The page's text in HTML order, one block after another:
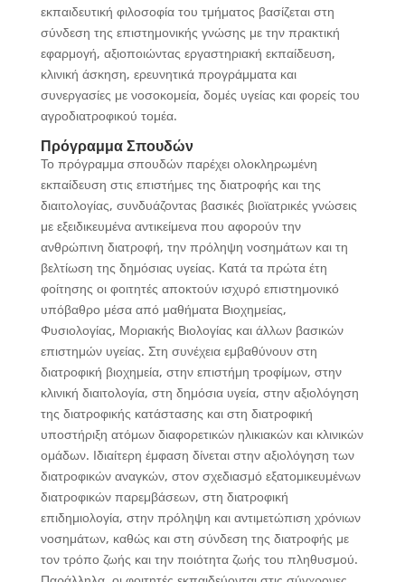
εκπαιδευτική φιλοσοφία του τμήματος βασίζεται στη
σύνδεση της επιστημονικής γνώσης με την πρακτική
εφαρμογή, αξιοποιώντας εργαστηριακή εκπαίδευση,
κλινική άσκηση, ερευνητικά προγράμματα και
συνεργασίες με νοσοκομεία, δομές υγείας και φορείς του
αγροδιατροφικού τομέα.
Πρόγραμμα Σπουδών
Το πρόγραμμα σπουδών παρέχει ολοκληρωμένη
εκπαίδευση στις επιστήμες της διατροφής και της
διαιτολογίας, συνδυάζοντας βασικές βιοϊατρικές γνώσεις
με εξειδικευμένα αντικείμενα που αφορούν την
ανθρώπινη διατροφή, την πρόληψη νοσημάτων και τη
βελτίωση της δημόσιας υγείας. Κατά τα πρώτα έτη
φοίτησης οι φοιτητές αποκτούν ισχυρό επιστημονικό
υπόβαθρο μέσα από μαθήματα Βιοχημείας,
Φυσιολογίας, Μοριακής Βιολογίας και άλλων βασικών
επιστημών υγείας. Στη συνέχεια εμβαθύνουν στη
διατροφική βιοχημεία, στην επιστήμη τροφίμων, στην
κλινική διαιτολογία, στη δημόσια υγεία, στην αξιολόγηση
της διατροφικής κατάστασης και στη διατροφική
υποστήριξη ατόμων διαφορετικών ηλικιακών και κλινικών
ομάδων. Ιδιαίτερη έμφαση δίνεται στην αξιολόγηση των
διατροφικών αναγκών, στον σχεδιασμό εξατομικευμένων
διατροφικών παρεμβάσεων, στη διατροφική
επιδημιολογία, στην πρόληψη και αντιμετώπιση χρόνιων
νοσημάτων, καθώς και στη σύνδεση της διατροφής με
τον τρόπο ζωής και την ποιότητα ζωής του πληθυσμού.